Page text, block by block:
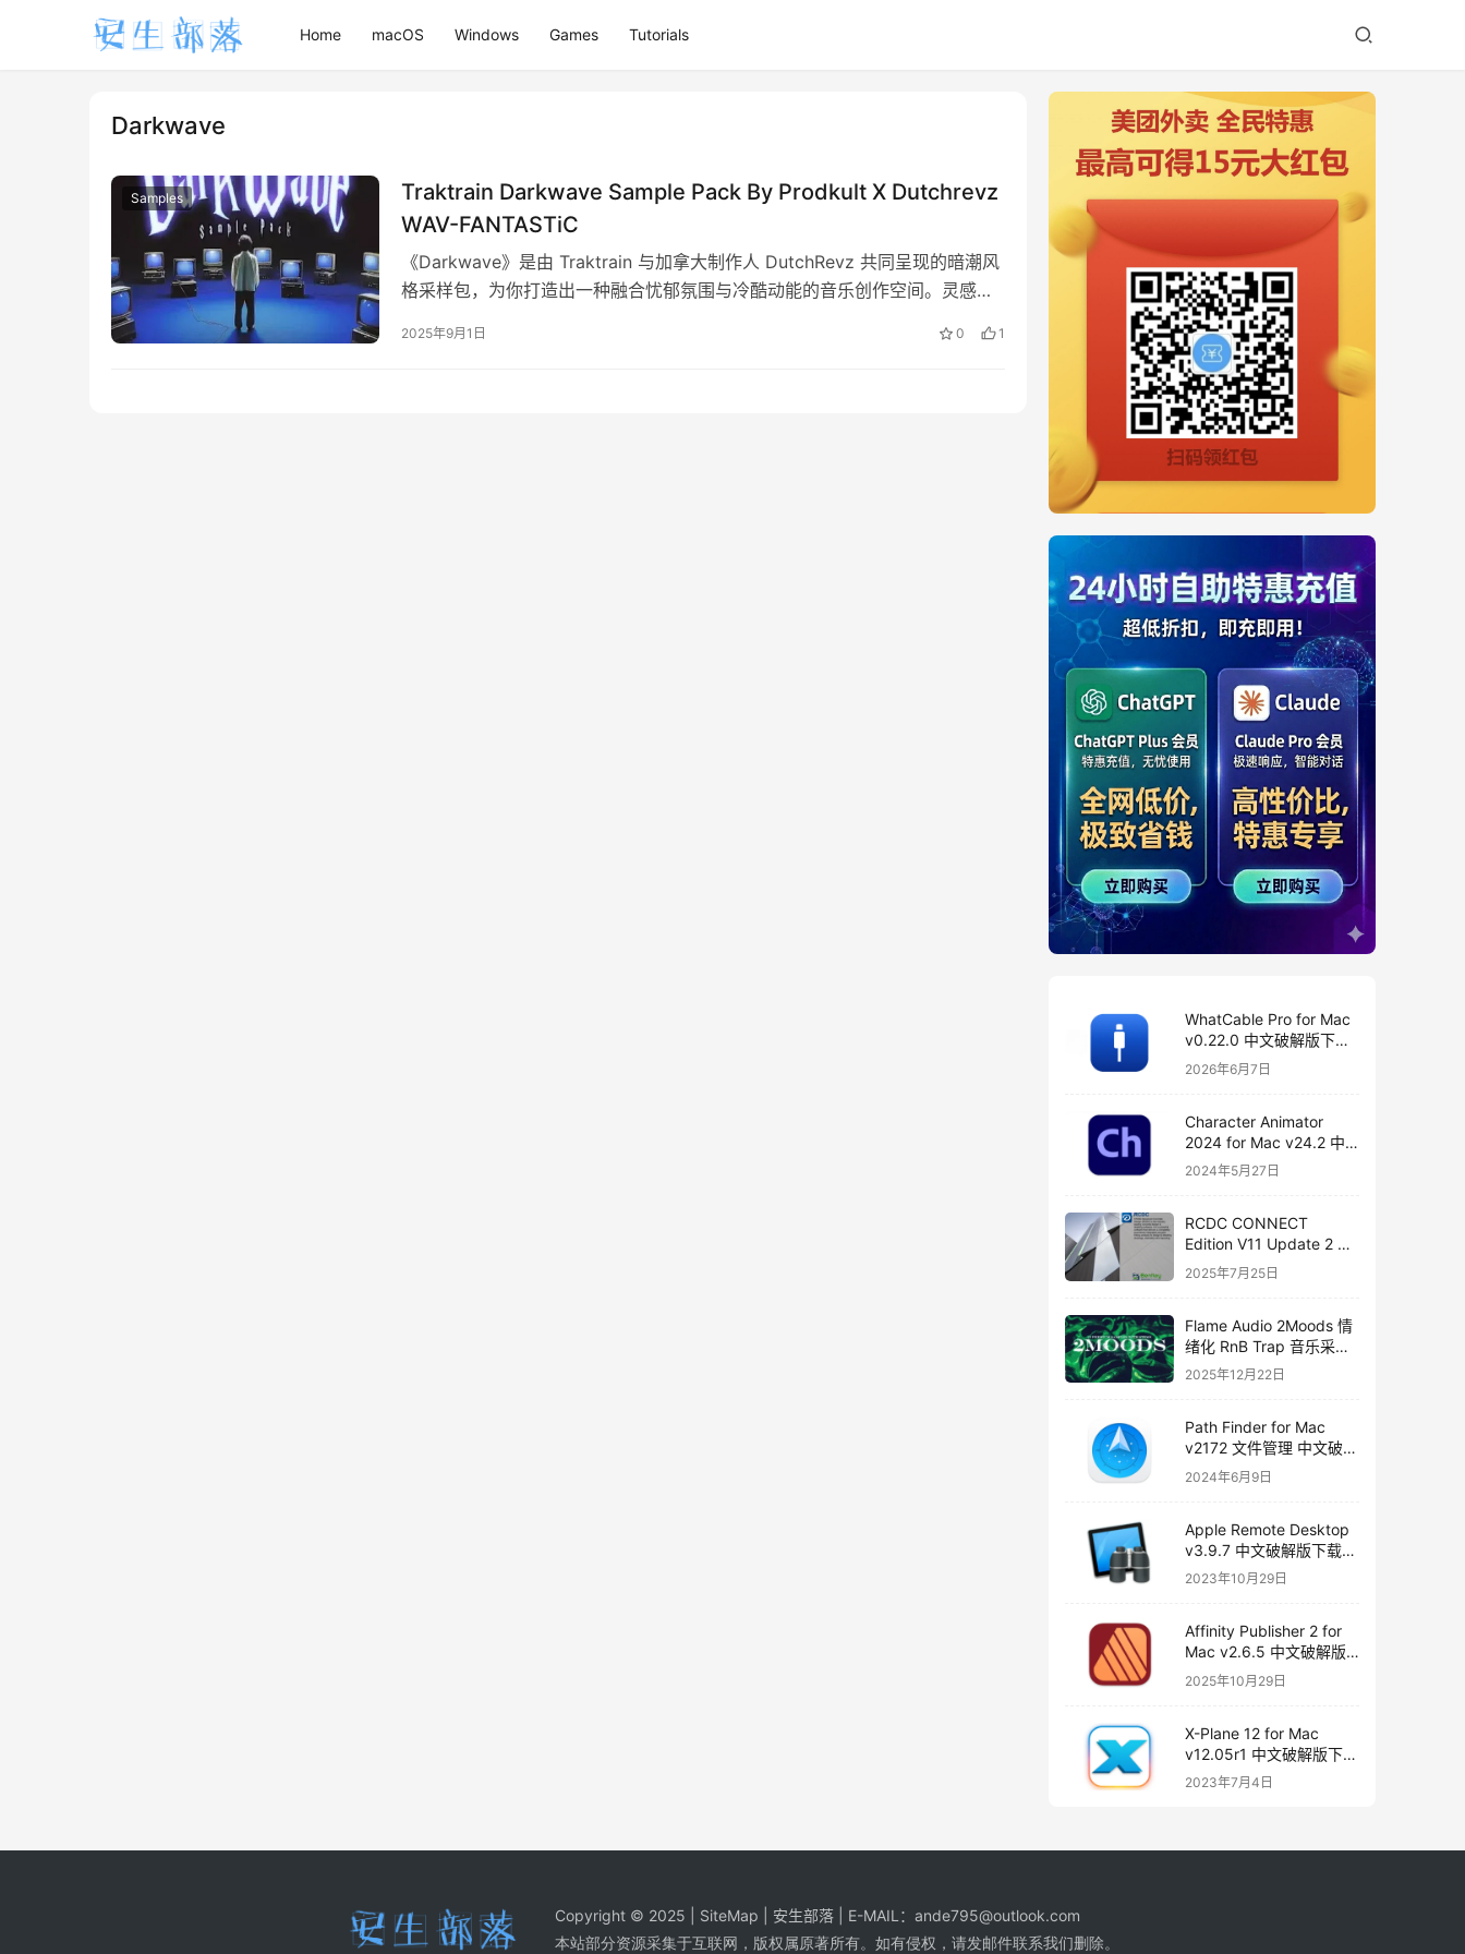
Home macOS Windows Games Tutorials
Darkwave
Samples
Traktrain Darkwave Sample Pack By Prodkult X Dutchrevz
WAV-FANTASTiC
《Darkwave》是由 Traktrain 与加拿大制作人 DutchRevz 共同呈现的暗潮风
格采样包，为你打造出一种融合忧郁氛围与冷酷动能的音乐创作空间。灵感源
2025年9月1日 0 1
WhatCable Pro for Mac
v0.22.0 中文破解版下载
USB-C 诊断工具
2026年6月7日
Character Animator
2024 for Mac v24.2 中
文破解版下载
2024年5月27日
RCDC CONNECT
Edition V11 Update 2 破
解版下载 crack
2025年7月25日
Flame Audio 2Moods 情
绪化 RnB Trap 音乐采样
与分轨套装
2025年12月22日
Path Finder for Mac
v2172 文件管理 中文破解
版下载
2024年6月9日
Apple Remote Desktop
v3.9.7 中文破解版下载
远程桌面
2023年10月29日
Affinity Publisher 2 for
Mac v2.6.5 中文破解版
下载 页面布局和设计
2025年10月29日
X-Plane 12 for Mac
v12.05r1 中文破解版下载
飞行模拟器
2023年7月4日
Copyright © 2025 | SiteMap | 安生部落 | E-MAIL： ande795@outlook.com
本站部分资源采集于互联网，版权属原著所有。如有侵权，请发邮件联系我们删除。